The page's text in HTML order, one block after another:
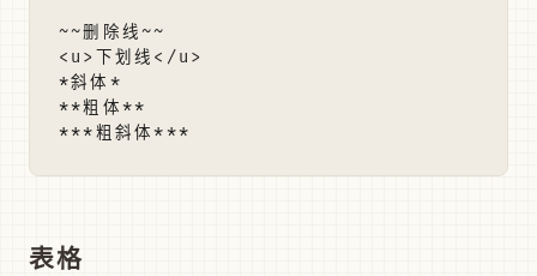
~~删除线~~
<u>下划线</u>
*斜体*
**粗体**
表格